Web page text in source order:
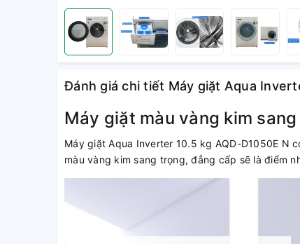
Đánh giá chi tiết Máy giặt Aqua
Máy giặt màu vàng kim
Máy giặt Aqua Inverter 10.5 kg AQD-D1050E N
màu vàng kim sang trọng, đẳng cấp sẽ là điểm